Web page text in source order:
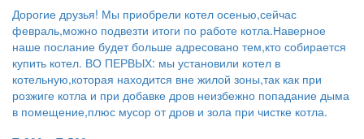
Дорогие друзья! Мы приобрели котел осенью,сейчас
февраль,можно подвезти итоги по работе котла.Наверное
наше послание будет больше адресовано тем,кто собирается
купить котел. ВО ПЕРВЫХ: мы установили котел в
котельную,которая находится вне жилой зоны,так как при
розжиге котла и при добавке дров неизбежно попадание дыма
в помещение,плюс мусор от дров и зола при чистке котла.